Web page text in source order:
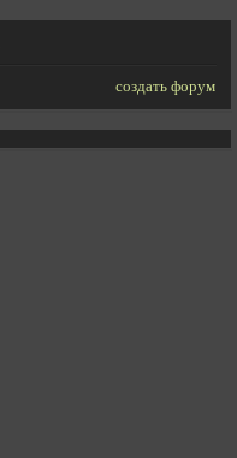
создать форум